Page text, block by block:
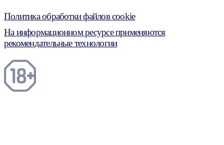
Политика обработки файлов cookie
На информационном ресурсе применяются
рекомендательные технологии